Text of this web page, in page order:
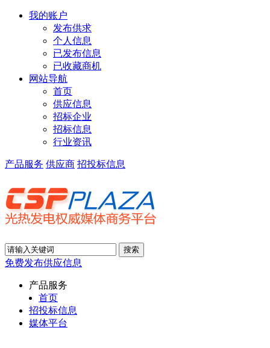
我的账户
发布供求
个人信息
已发布信息
已收藏商机
网站导航
首页
供应信息
招标企业
招标信息
行业资讯
产品服务 供应商 招投标信息
免费发布供应信息
产品服务
首页
招投标信息
媒体平台